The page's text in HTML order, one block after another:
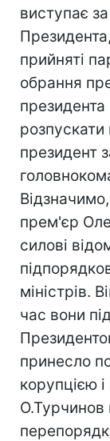
виступає
прийняті
обрання
розпускати
президент
прем'єр
силові
міністрів.
час вони
принесло
корупцією і
О.Турчинов